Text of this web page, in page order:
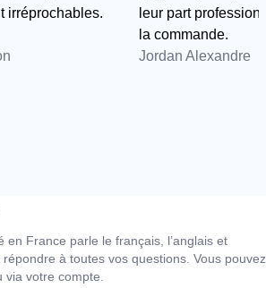
irréprochables.
leur part
la commande.
Jordan Alexandre
en France parle le français, l’anglais et
répondre à toutes vos questions. Vous pouvez
votre compte.